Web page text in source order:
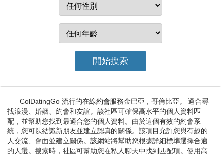
ColDatingGo 流行的在線約會服務金巴亞，哥倫比亞。 適合尋
找浪漫、婚姻、約會和友誼。該社區可確保高水平的個人資料匹
配，並幫助您找到最適合您的個人資料。由於這個有效的約會系
統，您可以結識新朋友並建立認真的關係。該項目允許您與有趣的
人交流、會面並建立關係。該網站將幫助您根據詳細標準選擇合適
的人選。搜索時，社區可幫助您在私人聊天中找到匹配項。使用高